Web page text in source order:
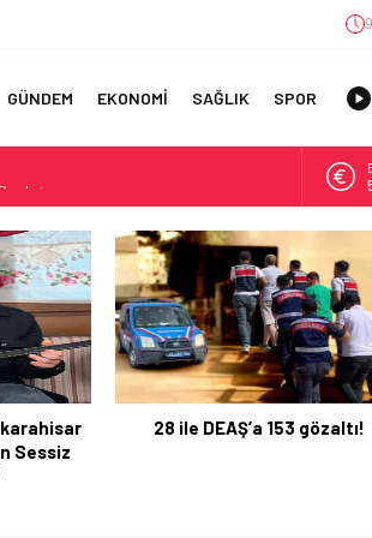
GÜNDEM EKONOMİ SAĞLIK SPOR
Grup Bulma Deneyimini Sadeleştirin
ve Modern Tasarım Önerileri
Medya Başarısı Nasıl Sağlanır?
of Istanbul Transfer Services
Sağlayın
Afyonkarahisar TOHM ve